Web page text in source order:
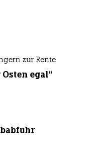
zur Rente
egal“